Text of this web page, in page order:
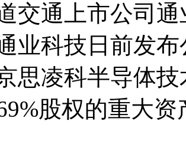
通上市公司通
业科技日前发
思凌科半导体
股权的重大